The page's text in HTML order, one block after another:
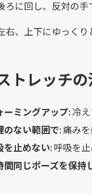
ろに回し、反対の手
右、上下にゆっくり
トレッチの
ーミングアップ:冷
のない範囲で:痛み
を止めない:呼吸を
間同じポーズを保持